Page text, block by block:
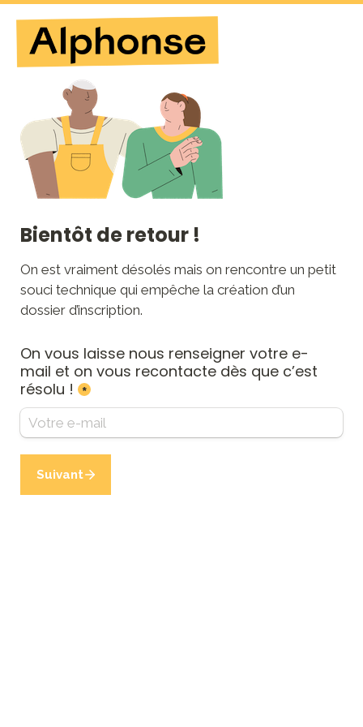
Bientôt de retour !
On est vraiment désolés mais on rencontre un petit
souci technique qui empêche la création d’un
dossier d’inscription.
On vous laisse nous renseigner votre e-
mail et on vous recontacte dès que c’est
résolu ! *
Suivant